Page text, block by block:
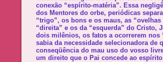
conexão “espírito-matéria”. Essa
dos Mentores do orbe, periódicas
“trigo”, os bons e os maus, as
“direita” e os da “esquerda” do Cristo,
dois milênios, os fatos a ocorrerem nos
sabia da necessidade selecionadora de
conseqüência do mau uso do vosso
um direito que o Pai concede ao